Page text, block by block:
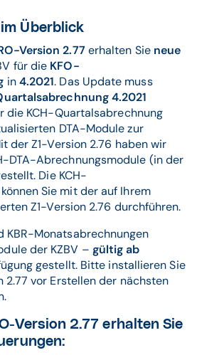
Überblick
Version 2.77 erhalten Sie neue
für die KFO-
in4.2021. Das Update muss
4.2021
die KCH-Quartalsabrechnung
DTA-Module zur
der Z1-Version 2.76 haben wir
DTA-Abrechnungsmodule (in der
Die KCH-
Sie mit der auf Ihrem
Z1-Version 2.76 durchführen.
KBR-Monatsabrechnungen
der KZBV – gültig ab
gestellt. Bitte installieren Sie
2.77 vor Erstellen der nächsten
Version 2.77 erhalten Sie